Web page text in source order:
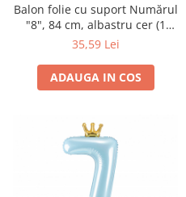
Balon folie cu suport Numărul
"8", 84 cm, albastru cer (1
pachet / 1 buc.)
35,59 Lei
ADAUGA IN COS